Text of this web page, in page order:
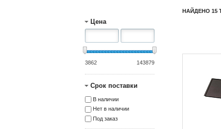
НАЙДЕНО 15
Цена
3862 143879
Срок поставки
В наличии
Нет в наличии
Под заказ